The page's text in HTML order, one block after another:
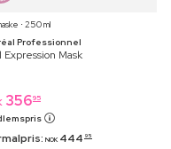
⋅ 250 ml
Professionnel
Expression Mask
35695
NOK 444 95